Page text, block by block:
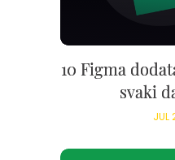
10 Figma
svaki
JUL